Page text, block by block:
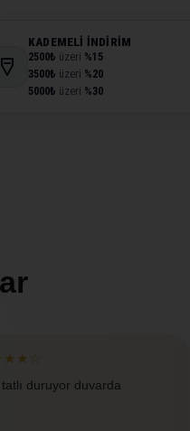
KADEMELI İNDIRIM
2500₺ üzeri %15
3500₺ üzeri %20
5000₺ üzeri %30
tatlı duruyor duvarda